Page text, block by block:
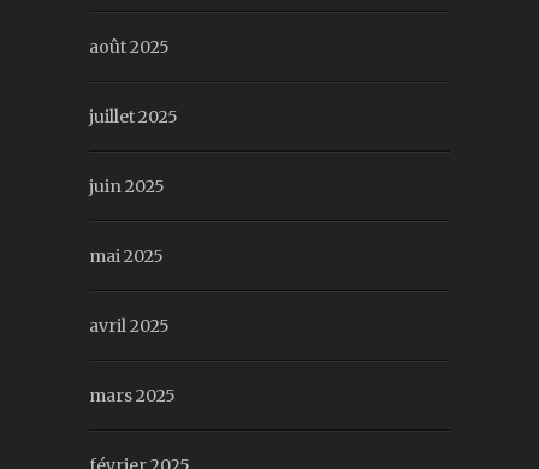
août 2025
juillet 2025
juin 2025
mai 2025
avril 2025
mars 2025